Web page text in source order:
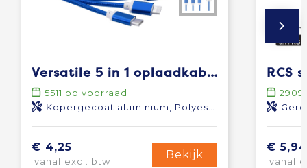
Versatile 5 in 1 oplaadkabel
5511 op voorraad
Kopergecoat aluminium, Polyester
€ 4,25
vanaf excl. btw
Bekijk
2909
€ 5,94
vanaf